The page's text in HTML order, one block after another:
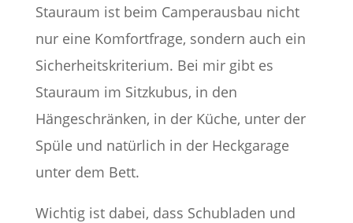
Stauraum ist beim Camperausbau nicht
nur eine Komfortfrage, sondern auch ein
Sicherheitskriterium. Bei mir gibt es
Stauraum im Sitzkubus, in den
Hängeschränken, in der Küche, unter der
Spüle und natürlich in der Heckgarage
unter dem Bett.
Wichtig ist dabei, dass Schubladen und